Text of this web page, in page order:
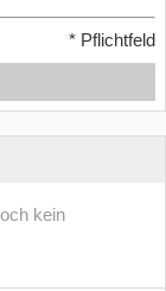
* Pflichtfeld
kein